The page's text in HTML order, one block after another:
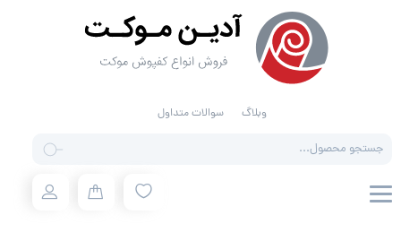
وبلاگ سوالات متداول
search